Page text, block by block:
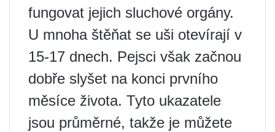
fungovat jejich sluchové orgány.
U mnoha štěňat se uši otevírají v
15-17 dnech. Pejsci však začnou
dobře slyšet na konci prvního
měsíce života. Tyto ukazatele
jsou průměrné, takže je můžete